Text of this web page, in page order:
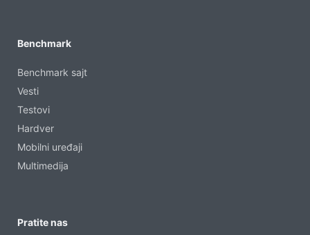
Benchmark
Benchmark sajt
Vesti
Testovi
Hardver
Mobilni uređaji
Multimedija
Pratite nas